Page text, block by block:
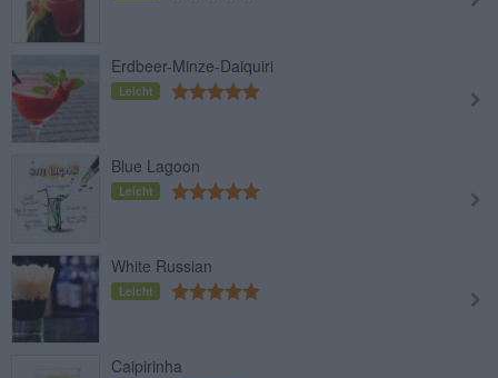
Erdbeer-Minze-Daiquiri
Leicht
Blue Lagoon
Leicht
White Russian
Leicht
Caipirinha